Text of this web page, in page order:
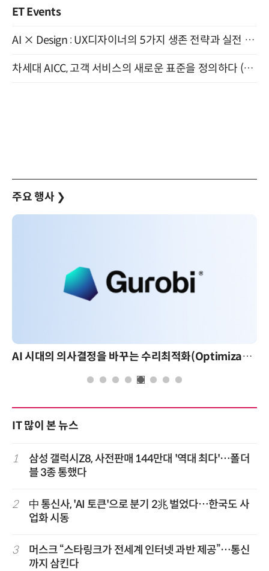
ET Events
AI × Design : UX디자이너의 5가지 생존 전략과 실전 대응 8월 28일 개최
차세대 AICC, 고객 서비스의 새로운 표준을 정의하다 (9/9)
주요 행사 ❯
AI 시대의 의사결정을 바꾸는 수리최적화(Optimization): 실제 산업 적용 사례와 활용 전략
IT 많이 본 뉴스
1
삼성 갤럭시Z8, 사전판매 144만대 '역대 최다'…폴더
블 3종 통했다
2
中 통신사, 'AI 토큰'으로 분기 2兆 벌었다…한국도 사
업화 시동
3
머스크 “스타링크가 전세계 인터넷 과반 제공”…통신
까지 삼킨다